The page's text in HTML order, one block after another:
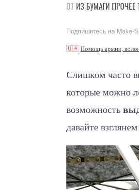
ОТ ИЗ БУМАГИ ПРОЧЕЕ
Подпишитесь на Make-
🇺🇦Помощь армии,
Слишком часто
которые можно
возможность
давайте